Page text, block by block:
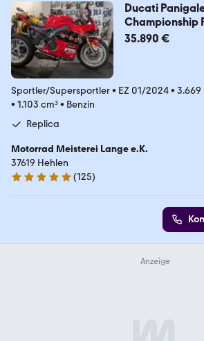
Ducati
Championship
35.890 €
Sportler/Supersportler• EZ 01/2024• 3.669
• 1.103 cm³• Benzin
Replica
Motorrad Meisterei Lange e.K.
37619 Hehlen
4.9 Sterne
(125)